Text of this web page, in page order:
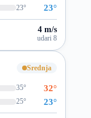
23° 23°
4 m/s
udari 8
Srednja
35° 32°
25° 23°